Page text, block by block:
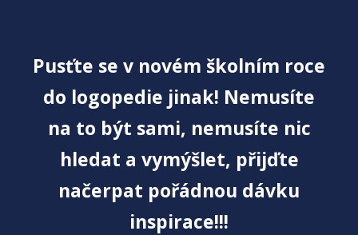
Pusťte se v novém školním roce
do logopedie jinak! Nemusíte
na to být sami, nemusíte nic
hledat a vymýšlet, přijďte
načerpat pořádnou dávku
inspirace!!!